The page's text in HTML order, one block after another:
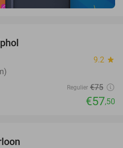
9.2 star
Regulier €75
€57,50